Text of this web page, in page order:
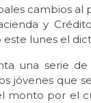
cambios
y
este lunes el
una serie
jóvenes que
monto por el